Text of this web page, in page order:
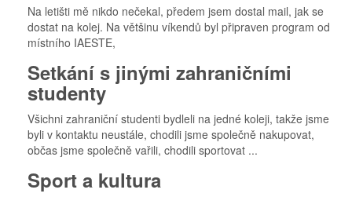
Na letišti mě nikdo nečekal, předem jsem dostal mail, jak se
dostat na kolej. Na většinu víkendů byl připraven program od
místního IAESTE,
Setkání s jinými zahraničními
studenty
Všichni zahraniční studenti bydleli na jedné koleji, takže jsme
byli v kontaktu neustále, chodili jsme společně nakupovat,
občas jsme společně vařili, chodili sportovat ...
Sport a kultura